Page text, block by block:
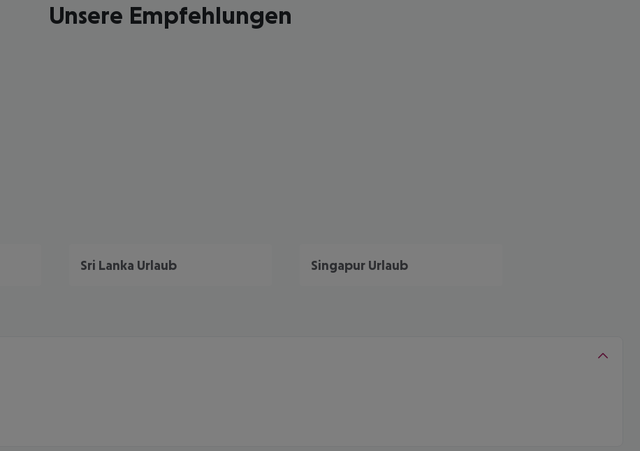
Unsere Empfehlungen
Sri Lanka Urlaub Singapur Urlaub